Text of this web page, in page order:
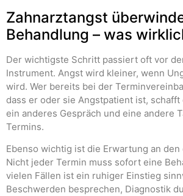
Zahnarztangst
Behandlung – was
Der wichtigste Schritt passiert oft vor
Instrument. Angst wird kleiner, wenn
wird. Wer bereits bei der
dass er oder sie Angstpatient ist,
ein anderes Gespräch und eine andere
Termins.
Ebenso wichtig ist die Erwartung an den
Nicht jeder Termin muss sofort eine
vielen Fällen ist ein ruhiger Einstieg
Beschwerden besprechen, Diagnostik